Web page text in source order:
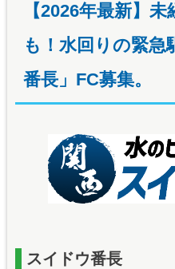
【2026年最新】
も！水回りの緊急
番長」FC募集。
スイドウ番長